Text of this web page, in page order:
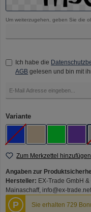
Um weiterzugehen, geben Sie die
Ich habe die
AGB gelesen und bin mit
Varianteauswählen
(Diese Option ist zurzeit nicht
Zum Merkzettel hinzufügen
Angaben zur
Hersteller: EX-Trade GmbH
Mainaschaff, info@ex-trade.net
P Sie erhalten 729